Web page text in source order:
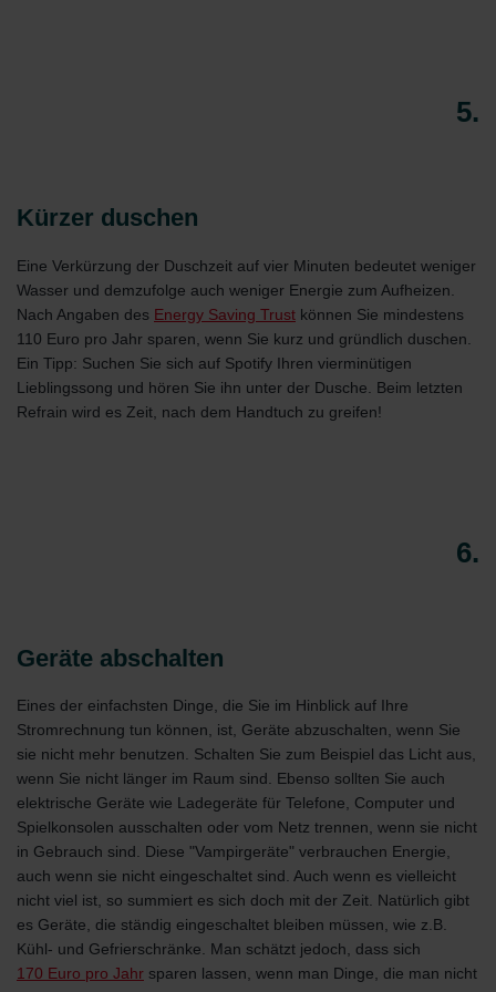
Zehnder Group Schweiz AG: Datenschutz
danych Zehnder
Zehnder Group UK Limited: Privacy Policy
5.
Kürzer duschen
Eine Verkürzung der Duschzeit auf vier Minuten bedeutet weniger
Wasser und demzufolge auch weniger Energie zum Aufheizen.
Nach Angaben des Energy Saving Trust können Sie mindestens
110 Euro pro Jahr sparen, wenn Sie kurz und gründlich duschen.
Ein Tipp: Suchen Sie sich auf Spotify Ihren vierminütigen
Lieblingssong und hören Sie ihn unter der Dusche. Beim letzten
Refrain wird es Zeit, nach dem Handtuch zu greifen!
6.
Geräte abschalten
Eines der einfachsten Dinge, die Sie im Hinblick auf Ihre
Stromrechnung tun können, ist, Geräte abzuschalten, wenn Sie
sie nicht mehr benutzen. Schalten Sie zum Beispiel das Licht aus,
wenn Sie nicht länger im Raum sind. Ebenso sollten Sie auch
elektrische Geräte wie Ladegeräte für Telefone, Computer und
Spielkonsolen ausschalten oder vom Netz trennen, wenn sie nicht
in Gebrauch sind. Diese "Vampirgeräte" verbrauchen Energie,
auch wenn sie nicht eingeschaltet sind. Auch wenn es vielleicht
nicht viel ist, so summiert es sich doch mit der Zeit. Natürlich gibt
es Geräte, die ständig eingeschaltet bleiben müssen, wie z.B.
Kühl- und Gefrierschränke. Man schätzt jedoch, dass sich
170 Euro pro Jahr sparen lassen, wenn man Dinge, die man nicht